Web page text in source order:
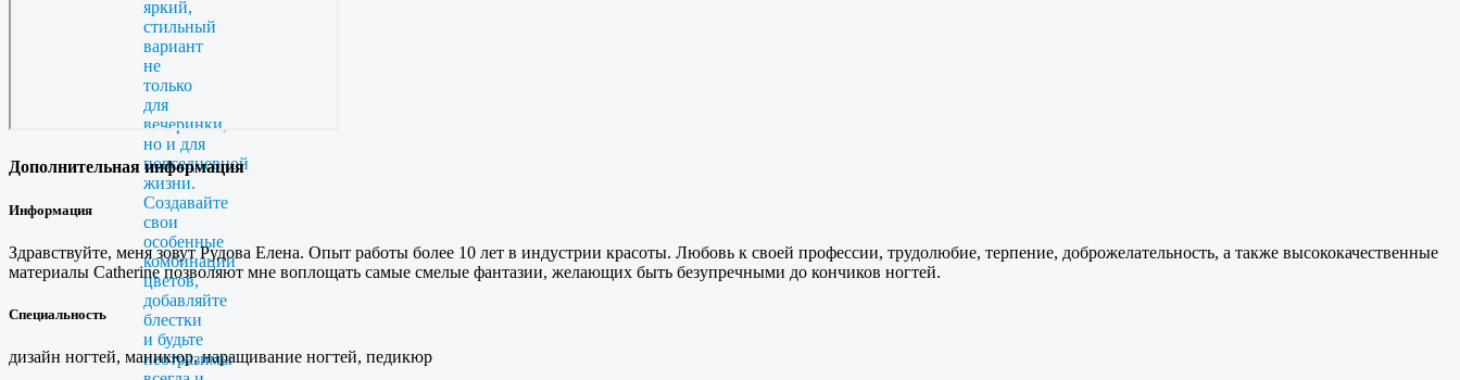
Дополнительная информация
Информация
Здравствуйте, меня зовут Рудова Елена. Опыт работы более 10 лет в индустрии красоты. Любовь к своей профессии, трудолюбие, терпение, доброжелательность, а также высококачественные
материалы Catherine позволяют мне воплощать самые смелые фантазии, желающих быть безупречными до кончиков ногтей.
Специальность
дизайн ногтей, маникюр, наращивание ногтей, педикюр